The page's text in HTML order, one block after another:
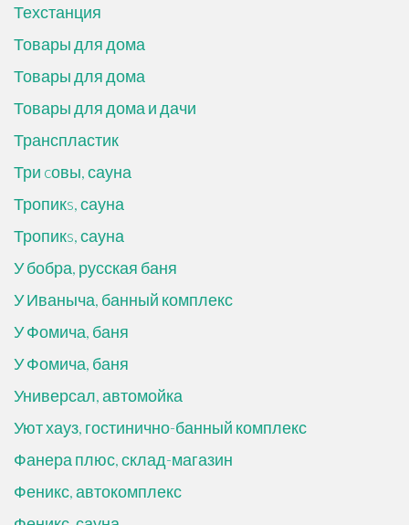
Техстанция
Товары для дома
Товары для дома
Товары для дома и дачи
Транспластик
Три cовы, сауна
Тропикs, сауна
Тропикs, сауна
У бобра, русская баня
У Иваныча, банный комплекс
У Фомича, баня
У Фомича, баня
Универсал, автомойка
Уют хауз, гостинично-банный комплекс
Фанера плюс, склад-магазин
Феникс, автокомплекс